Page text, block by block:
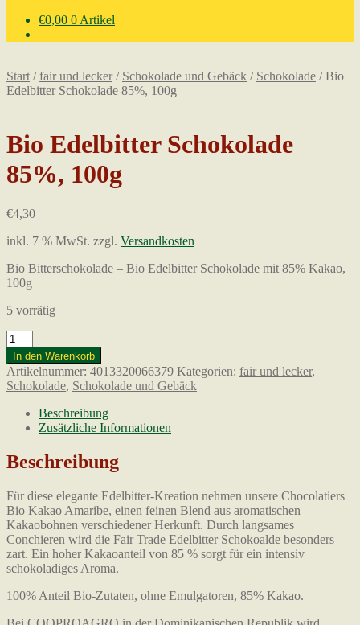
€0,00 0 Artikel
Start /fair und lecker / Schokolade und Gebäck / Schokolade /Bio
Edelbitter Schokolade 85%, 100g
Bio Edelbitter Schokolade
85%, 100g
€4,30
inkl. 7 % MwSt. zzgl. Versandkosten
Bio Bitterschokolade – Bio Edelbitter Schokolade mit 85% Kakao,
100g
5 vorrätig
Bio
Edelbitter
Schokolade
85%,
100g
Menge
In den Warenkorb
Artikelnummer: 4013320066379 Kategorien: fair und lecker,
Schokolade, Schokolade und Gebäck
Beschreibung
Zusätzliche Informationen
Beschreibung
Für diese elegante Edelbitter-Kreation nehmen unsere Chocolatiers
Bio Kakao Amaribe, einen feinen Blend aus aromatischen
Kakaobohnen verschiedener Herkunft. Durch langsames
Conchieren wird die Fair Trade Edelbitter Schokoalde besonders
zart. Ein hoher Kakaoanteil von 85 % sorgt für ein intensiv
schokoladiges Aroma.
100% Anteil Bio-Zutaten, ohne Emulgatoren, 85% Kakao.